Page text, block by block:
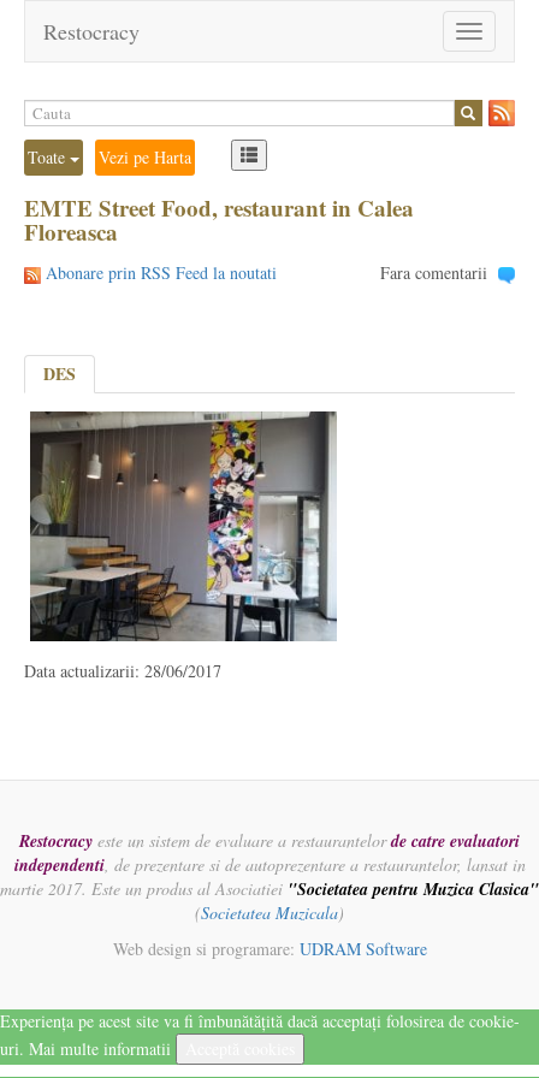
Toggle
navigation
Restocracy
Toate Vezi pe Harta
EMTE Street Food, restaurant in Calea
Floreasca
Abonare prin RSS Feed la noutati Fara comentarii
DES
Data actualizarii: 28/06/2017
Restocracy este un sistem de evaluare a restaurantelorde catre evaluatori
independenti, de prezentare si de autoprezentare a restaurantelor, lansat in
martie 2017. Este un produs al Asociatiei "Societatea pentru Muzica Clasica"
(Societatea Muzicala)
Web design si programare: UDRAM Software
Experiența pe acest site va fi îmbunătățită dacă acceptați folosirea de cookie-
uri. Mai multe informatii